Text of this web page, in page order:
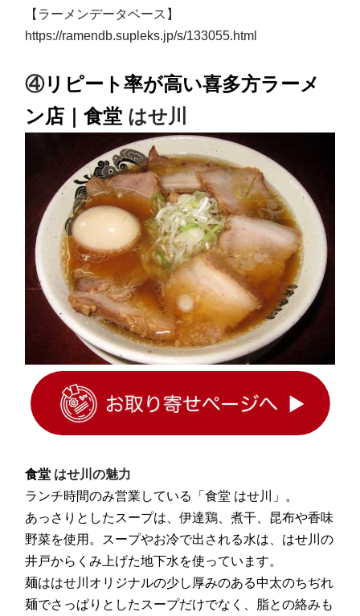
【ラーメンデータベース】
https://ramendb.supleks.jp/s/133055.html
④リピート率が高い喜多方ラーメ
ン店｜食堂 はせ川
食堂 はせ川の魅力
ランチ時間のみ営業している「食堂 はせ川」。
あっさりとしたスープは、伊達鶏、煮干、昆布や香味
野菜を使用。スープやお冷で出される水は、はせ川の
井戸からくみ上げた地下水を使っています。
麺ははせ川オリジナルの少し厚みのある中太のちぢれ
麺でさっぱりとしたスープだけでなく、脂との絡みも